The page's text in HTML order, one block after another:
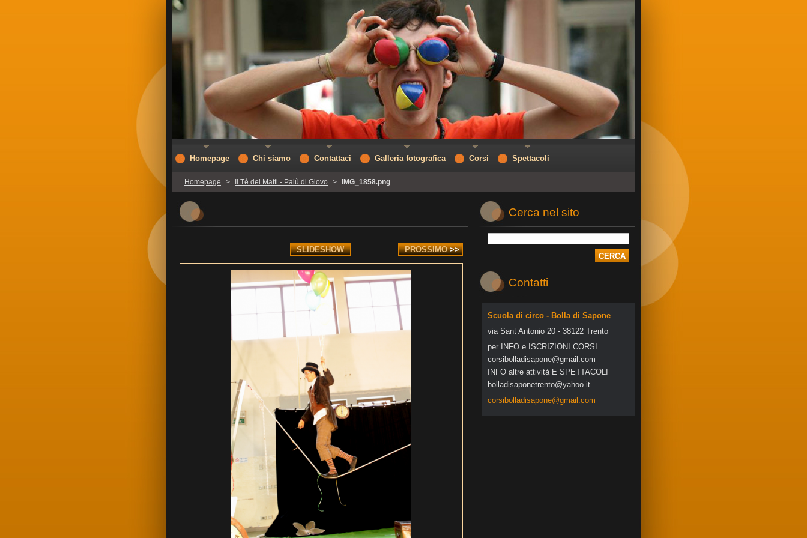
Homepage > Il Tè dei Matti - Palù di Giovo > IMG_1858.png
SLIDESHOW PROSSIMO >>
Cerca nel sito
Contatti
Scuola di circo - Bolla di Sapone
via Sant Antonio 20 - 38122 Trento
per INFO e ISCRIZIONI CORSI
corsibol ladisapone@gmail .com
INFO altre attività E SPETTACOLI
bolladisaponetrento@yahoo.it
corsibolladisapone@gmail.com
Homepage Chi siamo Contattaci Galleria fotografica Corsi Spettacoli